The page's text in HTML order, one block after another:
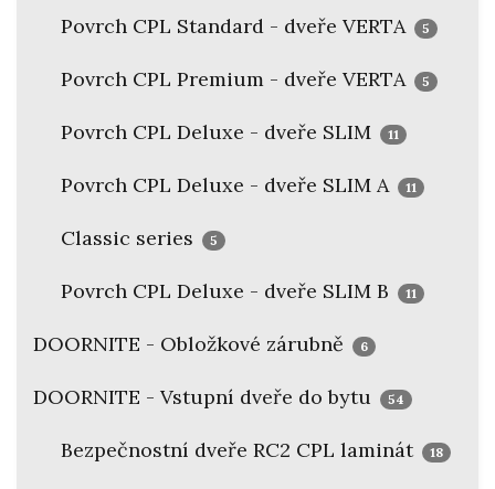
Povrch CPL Standard - dveře VERTA 5
Povrch CPL Premium - dveře VERTA 5
Povrch CPL Deluxe - dveře SLIM 11
Povrch CPL Deluxe - dveře SLIM A 11
Classic series 5
Povrch CPL Deluxe - dveře SLIM B 11
DOORNITE - Obložkové zárubně 6
DOORNITE - Vstupní dveře do bytu 54
Bezpečnostní dveře RC2 CPL laminát 18